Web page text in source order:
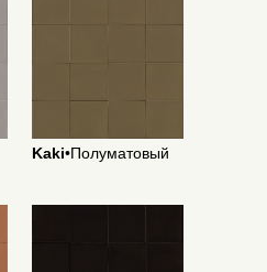
Kaki•Полуматовый